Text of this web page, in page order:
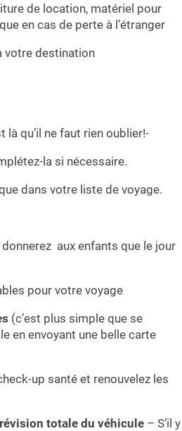
de location, matériel pour
en cas de perte à l’étranger
votre destination
là qu’il ne faut rien oublier!-
la si nécessaire.
dans votre liste de voyage.
aux enfants que le jour
pour votre voyage
(c’est plus simple que se
en envoyant une belle carte
up santé et renouvelez les
totale du véhicule – S’il y